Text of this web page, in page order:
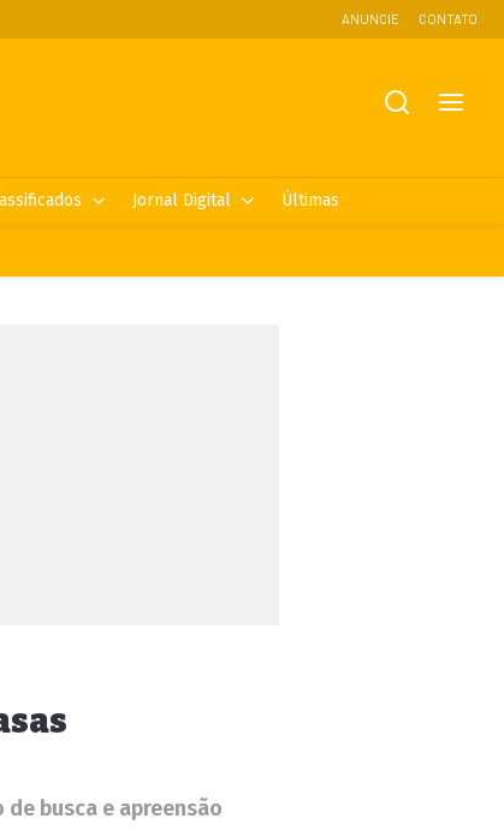
ANUNCIE CONTATO
Jornal Digital Últimas
busca e apreensão